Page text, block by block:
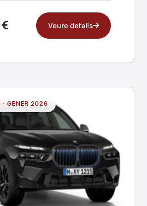
Veure detalls
· GENER 2026